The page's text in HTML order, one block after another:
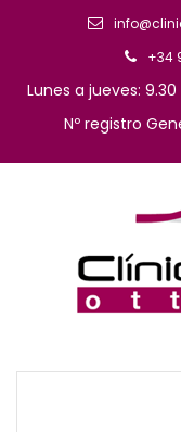
+34
Lunes a jueves:
Nº registro
Clinica